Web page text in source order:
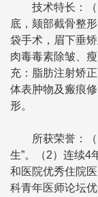
技术特长：（1
底，颏部截骨整
袋手术，眉下垂
肉毒毒素除皱、
充：脂肪注射矫
体表肿物及瘢痕
形。
所获荣誉：（1
生”。（2）连续4
和医院优秀住院
科青年医师论坛